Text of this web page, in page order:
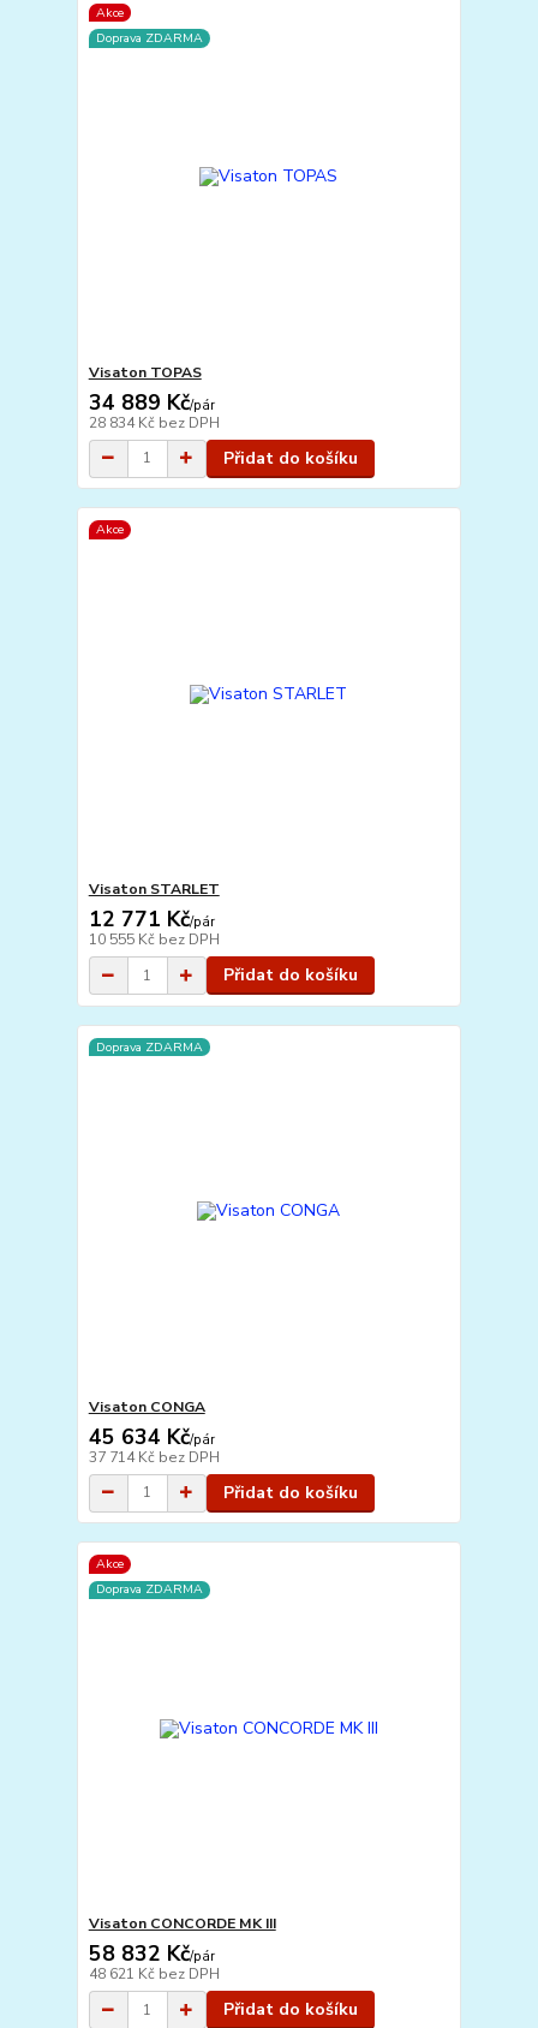
Akce
Doprava ZDARMA
Visaton TOPAS
34 889 Kč/pár
28 834 Kč bez DPH
Přidat do košíku
Akce
Visaton STARLET
12 771 Kč/pár
10 555 Kč bez DPH
Přidat do košíku
Doprava ZDARMA
Visaton CONGA
45 634 Kč/pár
37 714 Kč bez DPH
Přidat do košíku
Akce
Doprava ZDARMA
Visaton CONCORDE MK III
58 832 Kč/pár
48 621 Kč bez DPH
Přidat do košíku